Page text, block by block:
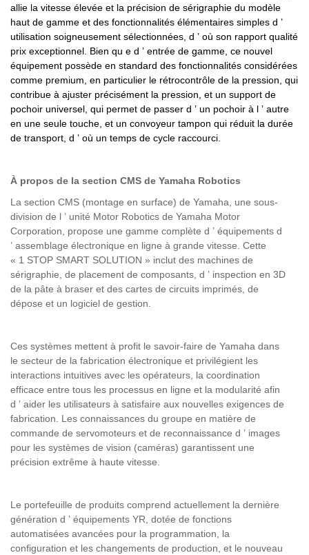
allie la vitesse élevée et la précision de sérigraphie du modèle
haut de gamme et des fonctionnalités élémentaires simples d ’
utilisation soigneusement sélectionnées, d ’ où son rapport qualité
prix exceptionnel. Bien qu e d ’ entrée de gamme, ce nouvel
équipement possède en standard des fonctionnalités considérées
comme premium, en particulier le rétrocontrôle de la pression, qui
contribue à ajuster précisément la pression, et un support de
pochoir universel, qui permet de passer d ’ un pochoir à l ’ autre
en une seule touche, et un convoyeur tampon qui réduit la durée
de transport, d ’ où un temps de cycle raccourci.
À propos de la section CMS de Yamaha Robotics
La section CMS (montage en surface) de Yamaha, une sous-
division de l ’ unité Motor Robotics de Yamaha Motor
Corporation, propose une gamme complète d ’ équipements d
’ assemblage électronique en ligne à grande vitesse. Cette
« 1 STOP SMART SOLUTION » inclut des machines de
sérigraphie, de placement de composants, d ’ inspection en 3D
de la pâte à braser et des cartes de circuits imprimés, de
dépose et un logiciel de gestion.
Ces systèmes mettent à profit le savoir-faire de Yamaha dans
le secteur de la fabrication électronique et privilégient les
interactions intuitives avec les opérateurs, la coordination
efficace entre tous les processus en ligne et la modularité afin
d ’ aider les utilisateurs à satisfaire aux nouvelles exigences de
fabrication. Les connaissances du groupe en matière de
commande de servomoteurs et de reconnaissance d ’ images
pour les systèmes de vision (caméras) garantissent une
précision extrême à haute vitesse.
Le portefeuille de produits comprend actuellement la dernière
génération d ’ équipements YR, dotée de fonctions
automatisées avancées pour la programmation, la
configuration et les changements de production, et le nouveau